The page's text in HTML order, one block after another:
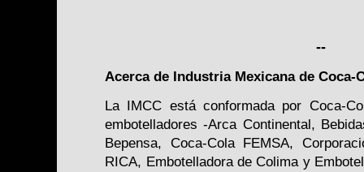
--
Acerca de Industria Mexicana de Coca-
La IMCC está conformada por Coca-
embotelladores -Arca Continental,
Bepensa, Coca-Cola FEMSA,
RICA, Embotelladora de Colima y